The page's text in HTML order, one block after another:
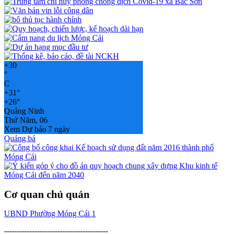
+30
°
C
+31°
+26°
Quảng Ninh
Thứ Năm, 06
Xem Dự báo 7 ngày
Quảng bá
Cơ quan chủ quản
UBND Phường Móng Cái 1
-----------------------------------------